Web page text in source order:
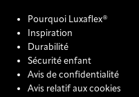
Pourquoi Luxaflex®
Inspiration
Durabilité
Sécurité enfant
Avis de confidentialité
Avis relatif aux cookies